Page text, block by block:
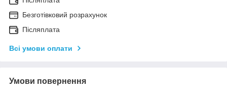
Безготівковий розрахунок
Післяплата
Всі умови оплати
Умови повернення